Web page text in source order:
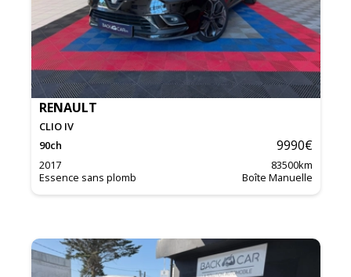
RENAULT
CLIO IV
90ch 9990€
2017 83500km
Essence sans plomb
Boîte Manuelle